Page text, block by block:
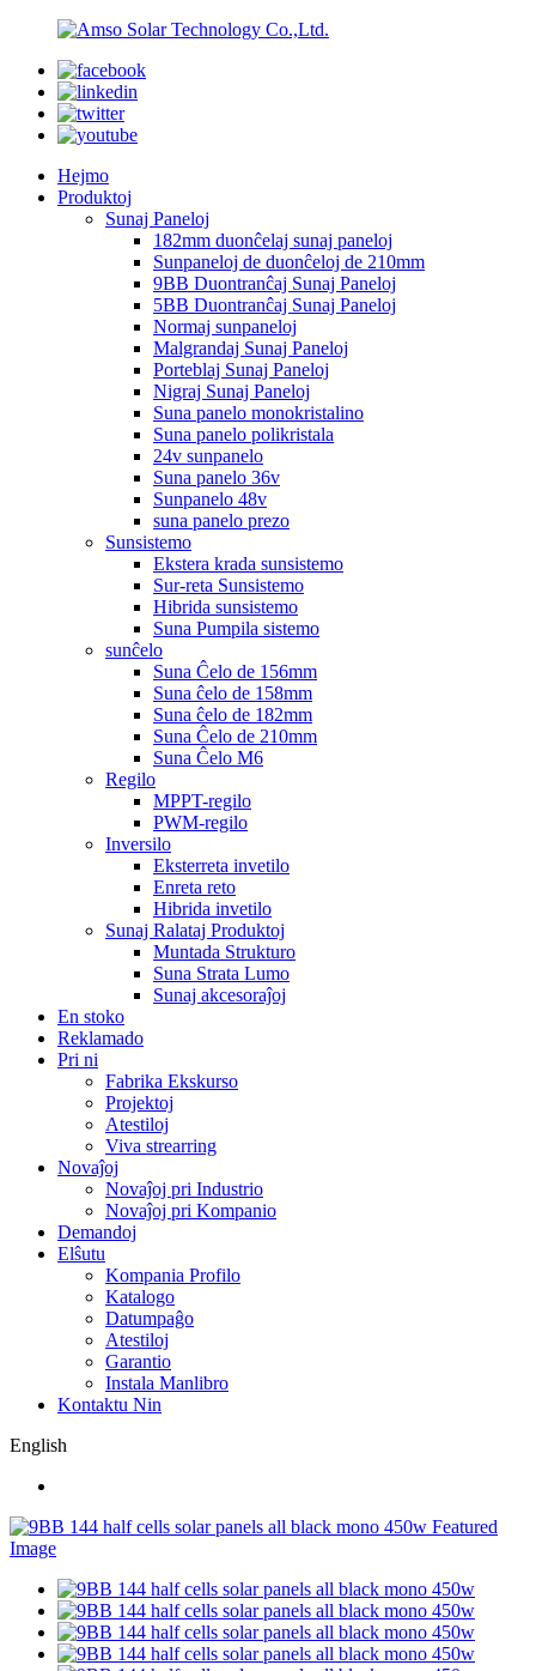
Hejmo
Produktoj
Sunaj Paneloj
182mm duonĉelaj sunaj paneloj
Sunpaneloj de duonĉeloj de 210mm
9BB Duontranĉaj Sunaj Paneloj
5BB Duontranĉaj Sunaj Paneloj
Normaj sunpaneloj
Malgrandaj Sunaj Paneloj
Porteblaj Sunaj Paneloj
Nigraj Sunaj Paneloj
Suna panelo monokristalino
Suna panelo polikristala
24v sunpanelo
Suna panelo 36v
Sunpanelo 48v
suna panelo prezo
Sunsistemo
Ekstera krada sunsistemo
Sur-reta Sunsistemo
Hibrida sunsistemo
Suna Pumpila sistemo
sunĉelo
Suna Ĉelo de 156mm
Suna ĉelo de 158mm
Suna ĉelo de 182mm
Suna Ĉelo de 210mm
Suna Ĉelo M6
Regilo
MPPT-regilo
PWM-regilo
Inversilo
Eksterreta invetilo
Enreta reto
Hibrida invetilo
Sunaj Ralataj Produktoj
Muntada Strukturo
Suna Strata Lumo
Sunaj akcesoraĵoj
En stoko
Reklamado
Pri ni
Fabrika Ekskurso
Projektoj
Atestiloj
Viva strearring
Novaĵoj
Novaĵoj pri Industrio
Novaĵoj pri Kompanio
Demandoj
Elŝutu
Kompania Profilo
Katalogo
Datumpaĝo
Atestiloj
Garantio
Instala Manlibro
Kontaktu Nin
English